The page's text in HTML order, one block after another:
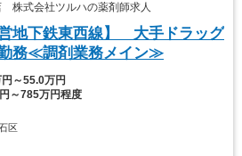
株式会社ツルハの薬剤師求人
営地下鉄東西線】 大手ドラッグ
務≪調剤業務メイン≫
円～55.0万円
～785万円程度
区